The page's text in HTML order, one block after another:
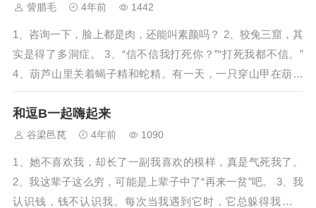
訾腊毛 4年前 1442
1、咨询一下，脸上都是肉，还能叫素颜吗？ 2、狡兔三窟，其
实是得了多洞症。 3、“信不信我打死你？”“打死我都不信。”
4、葫芦山里关着蝎子精和蛇精。有一天，一只穿山甲在葫芦
山里钻洞的时候，不小心被考...
和逗B一起嗨起来
谷梁邑苠 4年前 1090
1、她不喜欢我，却长了一副我喜欢的模样，真是气死我了。
2、我这辈子这么穷，可能是上辈子中了“再来一贫”吧。 3、我
认识钱，钱不认识我。每次当我遇到它时，它总躲得我远远